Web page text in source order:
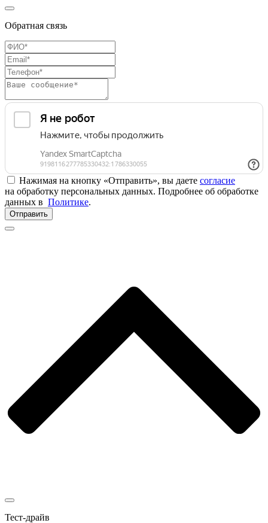
Обратная связь
Нажимая на кнопку «Отправить», вы даете согласие
на обработку персональных данных. Подробнее об обработке
данных в Политике.
Отправить
Тест-драйв